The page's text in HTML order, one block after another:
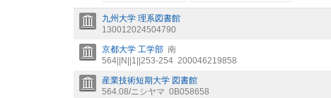
九州大学 理系図書館
130012024504790
京都大学 工学部 南
564||N||1||253-254 200046219858
産業技術短期大学 図書館
564.08/ニシヤマ 0B058658